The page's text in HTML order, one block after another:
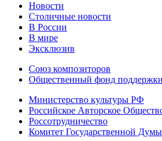
Новости
Столичные новости
В России
В мире
Эксклюзив
Союз композиторов
Общественный фонд
Министерство культуры РФ
Российское Авторское
Россотрудничество
Комитет Государственной